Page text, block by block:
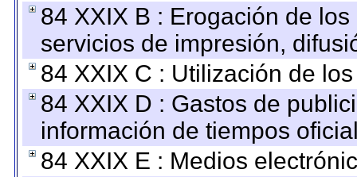
84 XXIX B : Erogación de
servicios de impresión,
84 XXIX C : Utilización de
84 XXIX D : Gastos de
información de tiempos
84 XXIX E : Medios